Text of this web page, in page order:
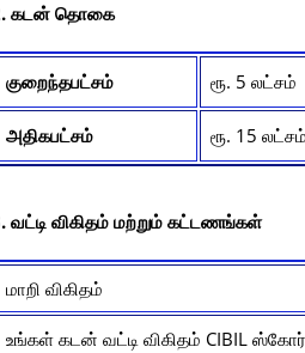
கடன் தொகை
குறைந்தபட்சம் ரூ. 5 லட்சம்
அதிகபட்சம் ரூ. 15 லட்சம்
வட்டி விகிதம் மற்றும் கட்டணங்கள்
மாறி விகிதம்
உங்கள் கடன் வட்டி விகிதம் CIBIL